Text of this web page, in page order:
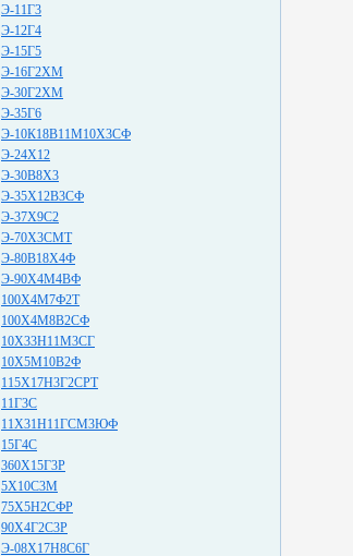
Э-11Г3
Э-12Г4
Э-15Г5
Э-16Г2ХМ
Э-30Г2ХМ
Э-35Г6
Э-10К18В11М10Х3СФ
Э-24Х12
Э-30В8Х3
Э-35Х12В3СФ
Э-37Х9С2
Э-70Х3СМТ
Э-80В18Х4Ф
Э-90Х4М4ВФ
100Х4М7Ф2Т
100Х4М8В2СФ
10Х33Н11М3СГ
10Х5М10В2Ф
115Х17Н3Г2СРТ
11Г3С
11Х31Н11ГСМ3ЮФ
15Г4С
360Х15Г3Р
5Х10С3М
75Х5Н2СФР
90Х4Г2С3Р
Э-08Х17Н8С6Г